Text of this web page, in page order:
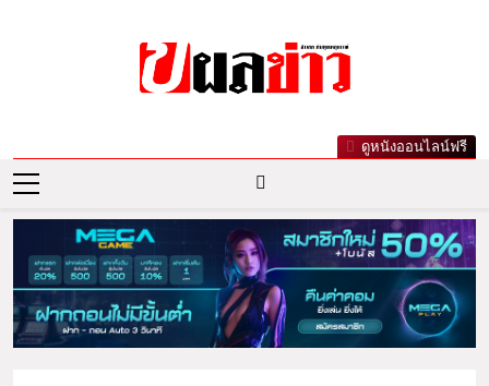
ผลข่าว.com
ดารา ข่าวกีฬารอบโลก เลขเด็ดหวยดัง ตรวจ
ดูหนังออนไลน์ฟรี